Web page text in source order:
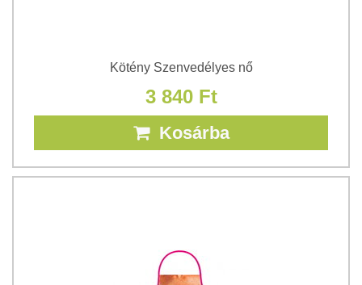
Kötény Szenvedélyes nő
3 840 Ft
Kosárba